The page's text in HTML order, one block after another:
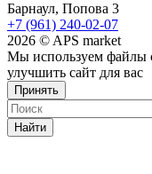
Барнаул, Попова 3
+7 (961) 240-02-07
2026 © APS market
Мы используем файлы
улучшить сайт для вас
Принять
Найти